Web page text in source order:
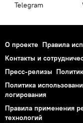
Telegram
О проекте Правила
Контакты и
Пресс-релизы
Политика
логирования
Правила применения
технологий